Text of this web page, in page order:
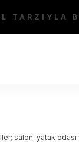
TARZIYLA
yatak odası ve